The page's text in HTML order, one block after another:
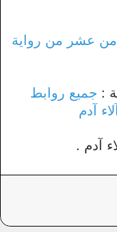
عشر من رواية
: جميع روابط
آدم
آدم .